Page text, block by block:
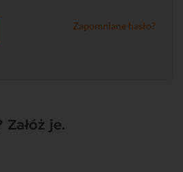
Zapomniane hasło?
je.